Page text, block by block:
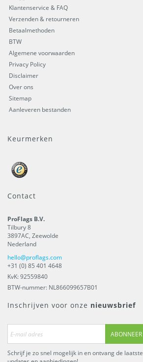
Klantenservice & FAQ
Verzenden & retourneren
Betaalmethoden
BTW
Algemene voorwaarden
Privacy Policy
Disclaimer
Over ons
Sitemap
Aanleveren bestanden
Keurmerken
Contact
ProFlags B.V.
Tilbury 8
3897AC, Zeewolde
Nederland
hello@proflags.com
+31 (0) 85 401 4648
KvK: 92559840
BTW-nummer: NL866099657B01
Inschrijven voor onze nieuwsbrief
ABONNEER
Schrijf je zo snel mogelijk in en ontvang de laatste